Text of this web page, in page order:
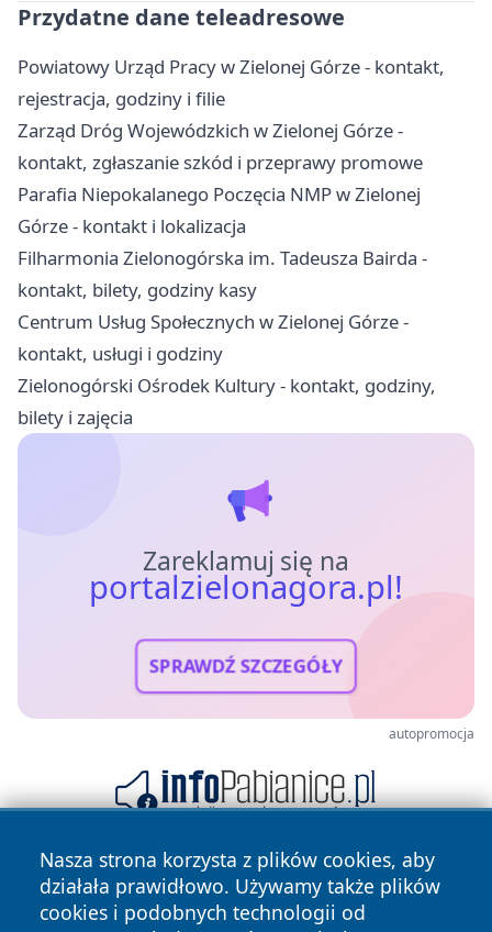
Przydatne dane teleadresowe
Powiatowy Urząd Pracy w Zielonej Górze - kontakt,
rejestracja, godziny i filie
Zarząd Dróg Wojewódzkich w Zielonej Górze -
kontakt, zgłaszanie szkód i przeprawy promowe
Parafia Niepokalanego Poczęcia NMP w Zielonej
Górze - kontakt i lokalizacja
Filharmonia Zielonogórska im. Tadeusza Bairda -
kontakt, bilety, godziny kasy
Centrum Usług Społecznych w Zielonej Górze -
kontakt, usługi i godziny
Zielonogórski Ośrodek Kultury - kontakt, godziny,
bilety i zajęcia
Zareklamuj się na
portalzielonagora.pl!
SPRAWDŹ SZCZEGÓŁY
autopromocja
Nasza strona korzysta z plików cookies, aby
działała prawidłowo. Używamy także plików
cookies i podobnych technologii od